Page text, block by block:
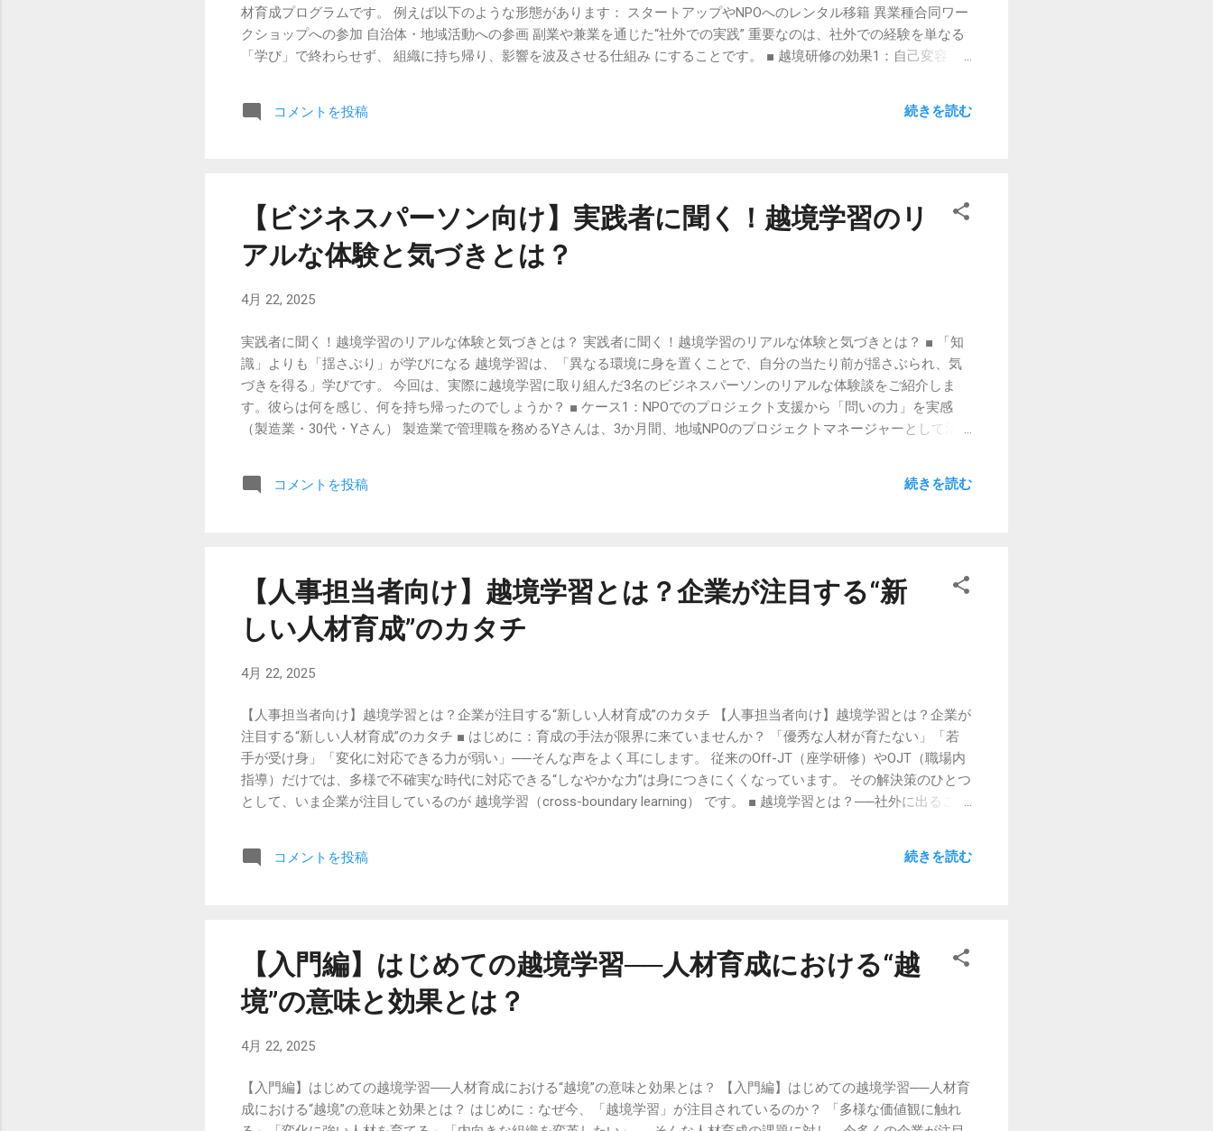
材育成プログラムです。 例えば以下のような形態があります： スタートアップやNPOへのレンタル移籍 異業種合同ワー
クショップへの参加 自治体・地域活動への参画 副業や兼業を通じた“社外での実践” 重要なのは、社外での経験を単なる
「学び」で終わらせず、 組織に持ち帰り、影響を波及させる仕組み にすることです。 ■ 越境研修の効果1：自己変容
の強みだと思っていた論理性が、対話を止めていたと気づいた」（メーカー・営業部門） このような“気づき”が内省を促
勢を学んだ」（IT企業・開発部門） この力は、チームビルディングやイノベーション推進にも直結します。 ■ 越境研修
の効果3：組織風土への波及──“学びの連鎖”が起きる 越境研修の最大の価値は、参加者が社内に戻った後に 周囲を刺激
する存在になる ことです。 他部署とのコラボを自発的に提案する 若手育成や1on1で越境の視点を共有する 職場に“問
い”や“気づき”を持ち込む 一...
コメントを投稿 続きを読む
【ビジネスパーソン向け】実践者に聞く！越境学習のリ
アルな体験と気づきとは？
4月 22, 2025
実践者に聞く！越境学習のリアルな体験と気づきとは？ 実践者に聞く！越境学習のリアルな体験と気づきとは？ ■ 「知
識」よりも「揺さぶり」が学びになる 越境学習は、「異なる環境に身を置くことで、自分の当たり前が揺さぶられ、気
づきを得る」学びです。 今回は、実際に越境学習に取り組んだ3名のビジネスパーソンのリアルな体験談をご紹介しま
す。彼らは何を感じ、何を持ち帰ったのでしょうか？ ■ ケース1：NPOでのプロジェクト支援から「問いの力」を実感
（製造業・30代・Yさん） 製造業で管理職を務めるYさんは、3か月間、地域NPOのプロジェクトマネージャーとして活動
『本当にそれが必要か？』という問いを立てていて、曖昧な判断が許されない現場に身を置くことで、決断の基準が変わ
りました。」 Yさんはこの経験を通じて、「問い直す力」「意思決定の感度」を持ち帰り、社内のミーティングスタイル
した。社内に戻ってからも、完璧を求めすぎない行動力が評価されています。」 安定志向だったKさんが“変化に適応す
る感覚”を得られたことは、組織への大きな還元につながっています。 ■ ケース3：副業から「キャリアの軸」を再発見
（IT企業・20代・Mさん） 若手のMさんは副業で教育系スタートアップに参画。小規模なチームで商品開発に関わりまし
た。 「本業とはまったく異なる分野で、最初は何もできない自分にショックを受けました。でも、現場で“自分の強みっ
て何だろう？”と考えるようになり、やがて“聞く力”と“巻き込む力”が役立...
コメントを投稿 続きを読む
【人事担当者向け】越境学習とは？企業が注目する“新
しい人材育成”のカタチ
4月 22, 2025
【人事担当者向け】越境学習とは？企業が注目する“新しい人材育成”のカタチ 【人事担当者向け】越境学習とは？企業が
注目する“新しい人材育成”のカタチ ■ はじめに：育成の手法が限界に来ていませんか？ 「優秀な人材が育たない」「若
手が受け身」「変化に対応できる力が弱い」──そんな声をよく耳にします。 従来のOff-JT（座学研修）やOJT（職場内
指導）だけでは、多様で不確実な時代に対応できる“しなやかな力”は身につきにくくなっています。 その解決策のひとつ
として、いま企業が注目しているのが 越境学習（cross-boundary learning） です。 ■ 越境学習とは？──社外に出ること
アプローチです。 例えば、以下のような体験が越境学習にあたります： 他業種との混成ワークショップや共同プロジェ
クト 自治体・NPO・スタートアップなどでの社会貢献型活動 副業や社外出向（レンタル移籍）による業務経験 オンライ
帰ることで、既存業務への新しい視点・改善アイデアが生まれます。 3. キャリア自律の促進 社外での経験を通じて、社
員が自らのキャリアを主体的に考えるようになり、モチベーション向上にもつながります。 ■ なぜ今、越境学習なの
か？──VUCA時代の人材戦略 現代は「正解のない時代」と言われるVUCA環境です。自社だけの視点に閉じこも...
コメントを投稿 続きを読む
【入門編】はじめての越境学習──人材育成における“越
境”の意味と効果とは？
4月 22, 2025
【入門編】はじめての越境学習──人材育成における“越境”の意味と効果とは？ 【入門編】はじめての越境学習──人材育
成における“越境”の意味と効果とは？ はじめに：なぜ今、「越境学習」が注目されているのか？ 「多様な価値観に触れ